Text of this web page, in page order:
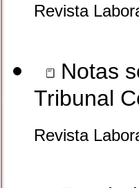
Revista
Notas
Tribunal
Revista